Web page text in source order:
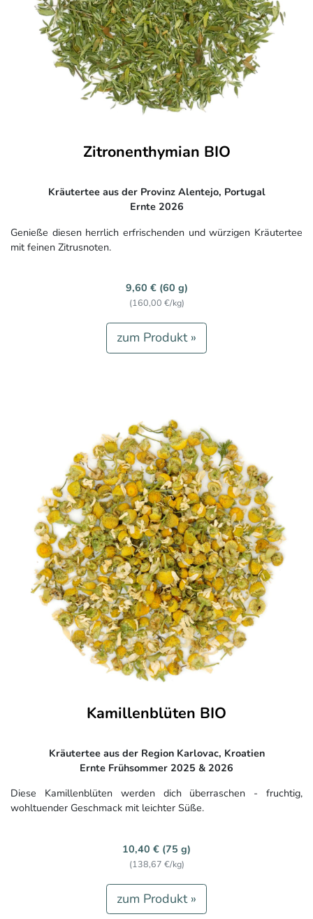
Zitronenthymian BIO
Kräutertee aus der Provinz Alentejo, Portugal
Ernte 2026
Genieße diesen herrlich erfrischenden und würzigen Kräutertee
mit feinen Zitrusnoten.
9,60 € (60 g)
(160,00 €/kg)
zum Produkt »
Kamillenblüten BIO
Kräutertee aus der Region Karlovac, Kroatien
Ernte Frühsommer 2025 & 2026
Diese Kamillenblüten werden dich überraschen - fruchtig,
wohltuender Geschmack mit leichter Süße.
10,40 € (75 g)
(138,67 €/kg)
zum Produkt »